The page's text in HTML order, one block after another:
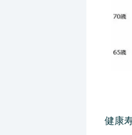
健康